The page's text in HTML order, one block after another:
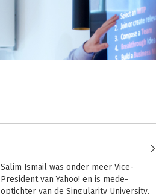
Salim Ismail was onder meer Vice-
President van Yahoo! en is mede-
optichter van de Singularity University.